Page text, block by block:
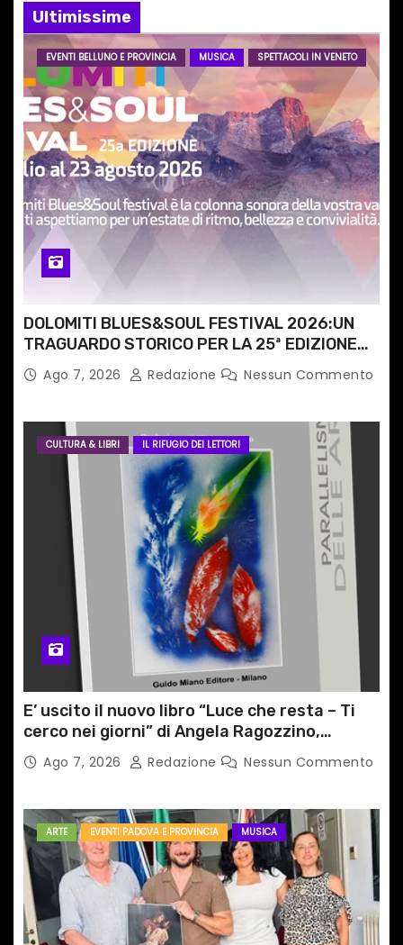
e
a
r
t
i
c
o
l
i
Ultimissime
EVENTI BELLUNO E PROVINCIA MUSICA SPETTACOLI IN VENETO
DOLOMITI BLUES&SOUL FESTIVAL 2026:UN
TRAGUARDO STORICO PER LA 25ª EDIZIONE
TRA LE CIME PATRIMONIO UNESCO
Ago 7, 2026 Redazione Nessun Commento
CULTURA & LIBRI IL RIFUGIO DEI LETTORI
E’ uscito il nuovo libro “Luce che resta – Ti
cerco nei giorni” di Angela Ragozzino,
medico primario di Capua
Ago 7, 2026 Redazione Nessun Commento
ARTE EVENTI PADOVA E PROVINCIA MUSICA